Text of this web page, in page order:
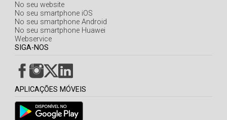
No seu website
No seu smartphone iOS
No seu smartphone Android
No seu smartphone Huawei
Webservice
SIGA-NOS
APLICAÇÕES MÓVEIS